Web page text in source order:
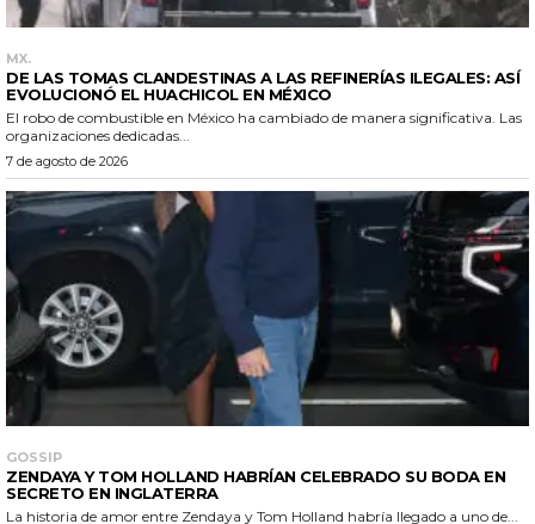
MX.
DE LAS TOMAS CLANDESTINAS A LAS REFINERÍAS ILEGALES: ASÍ
EVOLUCIONÓ EL HUACHICOL EN MÉXICO
El robo de combustible en México ha cambiado de manera significativa. Las
organizaciones dedicadas...
7 de agosto de 2026
GOSSIP
ZENDAYA Y TOM HOLLAND HABRÍAN CELEBRADO SU BODA EN
SECRETO EN INGLATERRA
La historia de amor entre Zendaya y Tom Holland habría llegado a uno de...